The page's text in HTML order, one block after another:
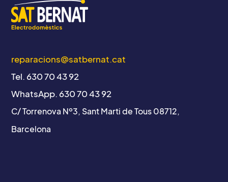
reparacions@satbernat.cat
Tel. 630 70 43 92
WhatsApp. 630 70 43 92
C/ Torrenova Nº3, Sant Marti de Tous 08712,
Barcelona